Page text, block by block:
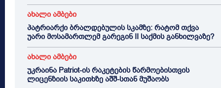
ახალი ამბები
პატრიარქი ბრალდებულის სკამზე: რატომ თქვა
უარი მოსამართლემ გარეგინ II საქმის განხილვაზე?
ახალი ამბები
უკრაინა Patriot-ის რაკეტების წარმოებისთვის
ლიცენზიის საკითხზე აშშ-სთან მუშაობს